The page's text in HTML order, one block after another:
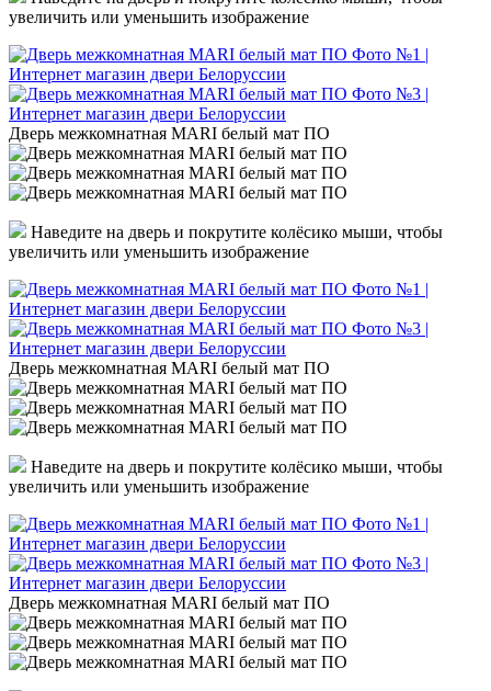
увеличить или уменьшить изображение
Дверь межкомнатная MARI белый мат ПО
Наведите на дверь и покрутите колёсико мыши, чтобы
увеличить или уменьшить изображение
Дверь межкомнатная MARI белый мат ПО
Наведите на дверь и покрутите колёсико мыши, чтобы
увеличить или уменьшить изображение
Дверь межкомнатная MARI белый мат ПО